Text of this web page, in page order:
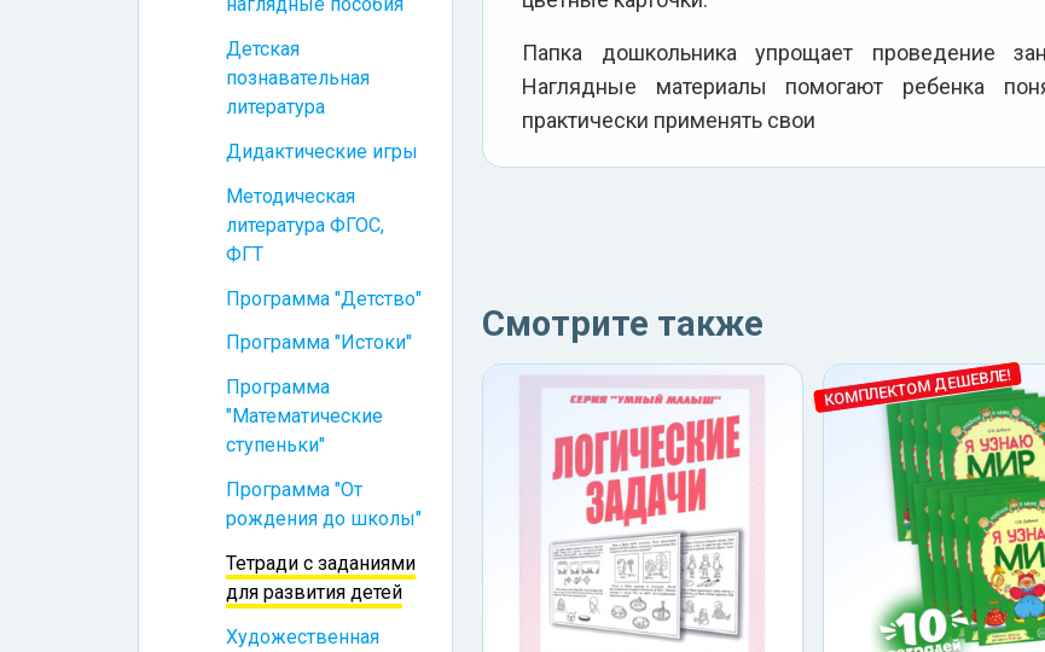
наглядные пособия
Детская
познавательная
литература
Дидактические игры
Методическая
литература ФГОС,
ФГТ
Программа "Детство"
Программа "Истоки"
Программа
"Математические
ступеньки"
Программа "От
рождения до школы"
Тетради с заданиями
для развития детей
Художественная
Папка дошкольника упрощает проведение
Наглядные материалы помогают ребенка
практически применять свои
Смотрите также
КОМПЛЕКТОМ ДЕШЕВЛЕ!